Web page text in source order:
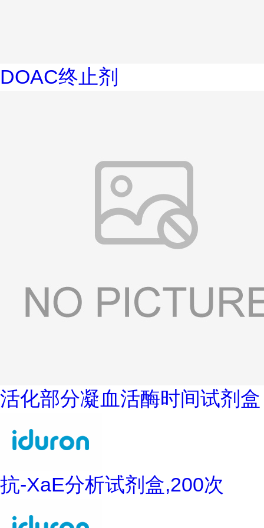
DOAC终止剂
活化部分凝血活酶时间试剂盒
抗-XaE分析试剂盒,200次